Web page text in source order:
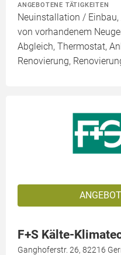
ANGEBOTENE TÄTIGKEITEN
Neuinstallation /
von vorhandenem
Abgleich, Thermostat,
Renovierung,
F+S Kälte-
Ganghoferstr. 26, 82216